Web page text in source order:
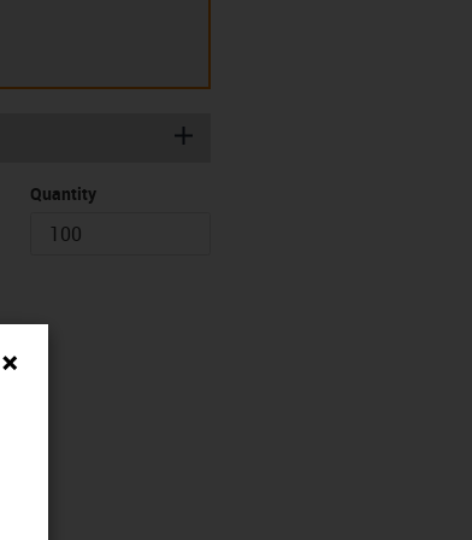
igus-icon-plus
Quantity